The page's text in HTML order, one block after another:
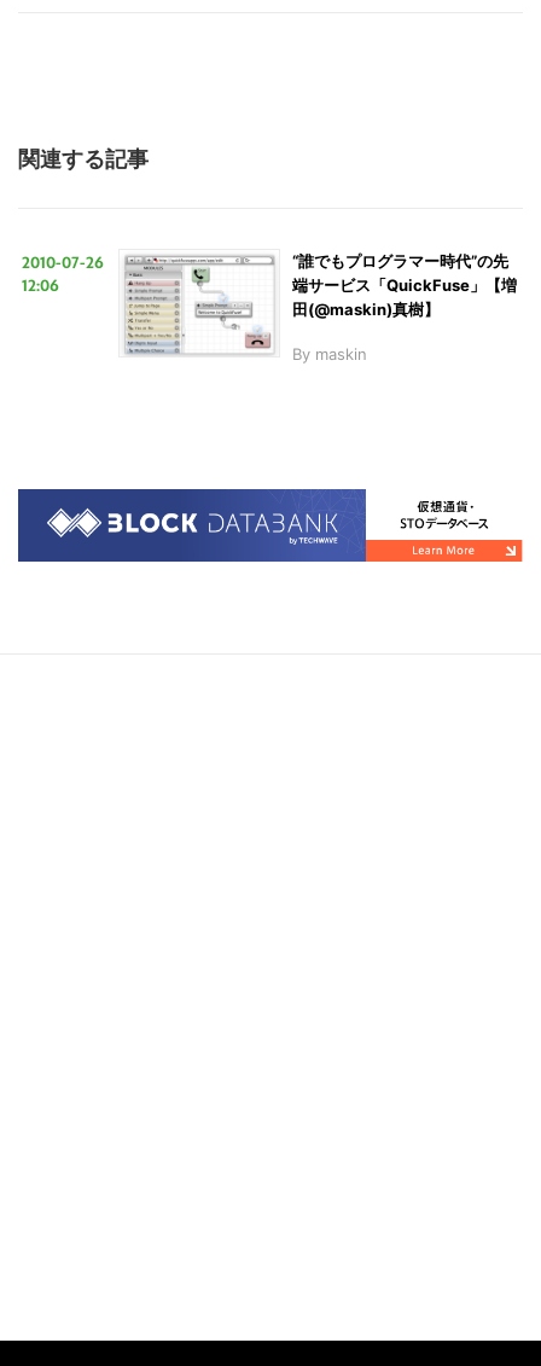
関連する記事
2010-07-26
12:06
“誰でもプログラマー時代”の先
端サービス「QuickFuse」【増
田(@maskin)真樹】
By maskin